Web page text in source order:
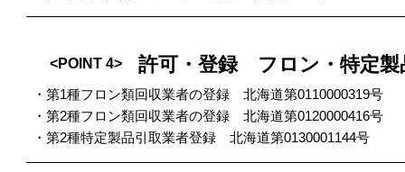
<POINT 4> 許可・登録 フロン・特定製
・第1種フロン類回収業者の登録 北海道第0110000319号
・第2種フロン類回収業者の登録 北海道第0120000416号
・第2種特定製品引取業者登録 北海道第0130001144号